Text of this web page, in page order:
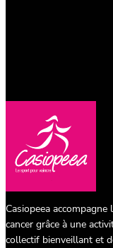
Casiopeea
cancer grâce à une
collectif bienveillant et